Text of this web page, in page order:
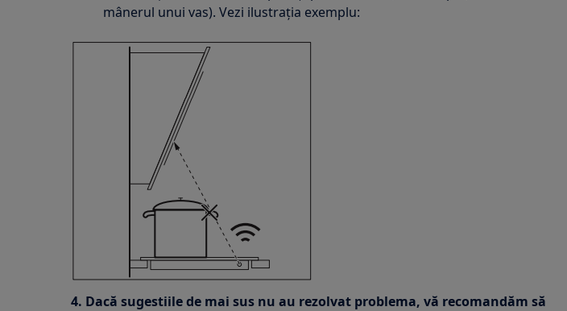
mânerul unui vas). Vezi ilustrația exemplu:
4. Dacă sugestiile de mai sus nu au rezolvat problema, vă recomandăm să